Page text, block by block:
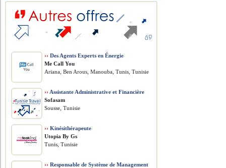
›› Des Agents Experts en Énergie
Me Call You
Ariana, Ben Arous, Manouba, Tunis, Tunisie
›› Assistante Administrative et Financière
Sofasam
Sousse, Tunisie
›› Kinésithérapeute
Utopia By Gs
Tunis, Tunisie
›› Responsable de Système de Management